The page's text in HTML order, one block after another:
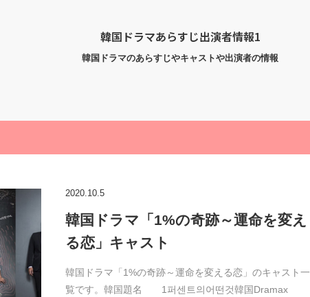
韓国ドラマあらすじ出演者情報1
韓国ドラマのあらすじやキャストや出演者の情報
2020.10.5
韓国ドラマ「1%の奇跡～運命を変え
る恋」キャスト
韓国ドラマ「1%の奇跡～運命を変える恋」のキャスト一
覧です。韓国題名 1퍼센트의어떤것韓国Dramax